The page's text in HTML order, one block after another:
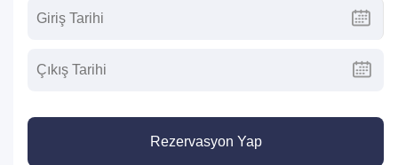
Rezervasyon Yap